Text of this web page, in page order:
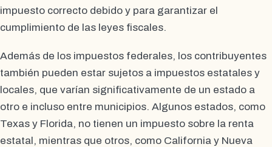
impuesto correcto debido y para garantizar el
cumplimiento de las leyes fiscales.
Además de los impuestos federales, los contribuyentes
también pueden estar sujetos a impuestos estatales y
locales, que varían significativamente de un estado a
otro e incluso entre municipios. Algunos estados, como
Texas y Florida, no tienen un impuesto sobre la renta
estatal, mientras que otros, como California y Nueva